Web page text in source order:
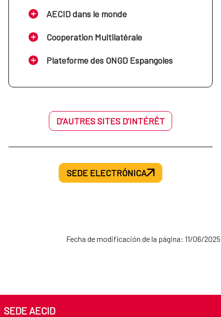
AECID dans le monde
Cooperation Multilatérale
Plateforme des ONGD Espangoles
D’AUTRES SITES D’INTÉRÊT
SEDE ELECTRÓNICA
Fecha de modificación de la página: 11/06/2025
SEDE AECID